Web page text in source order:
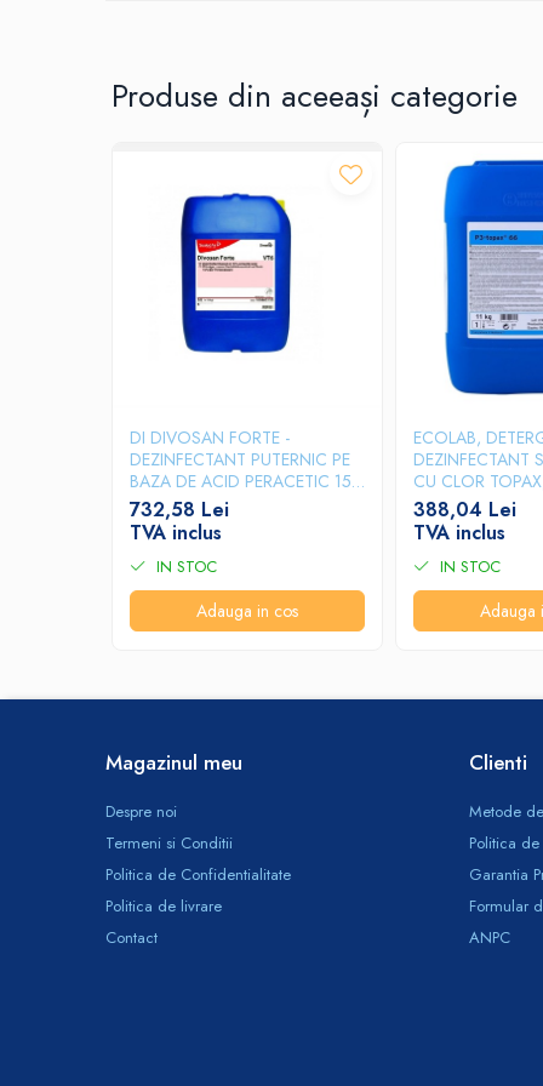
Sampon si gel de dus
Sapun lichid
Cearceaf hartie & cearceaf hartie
Role hartie industriala
Role prosop hartie
Servetele masa & faciale
Odorizante profesionale
Aparate odorizante profesionale
Odorizant toalera, wc
Rezerva aparate odorizante
Produse de curatenie
Articole menaj
Carucioare bucatarie
Carucioare curatenie
Lavete profesionale
Produse din aceeași categorie
DI DIVOSAN FORTE -
DEZINFECTANT PUTERNIC PE
BAZA DE ACID PERACETIC 15%
20L
732,58 Lei
TVA inclus
IN STOC
Adauga in cos
ECOLAB,
DEZINFECTANT
CU CLOR
388,04 Lei
TVA inclus
IN STOC
Adauga
Magazinul meu
Despre noi
Termeni si Conditii
Politica de Confidentialitate
Politica de livrare
Contact
Clienti
Metode
Politica de
Garantia
Formular
ANPC